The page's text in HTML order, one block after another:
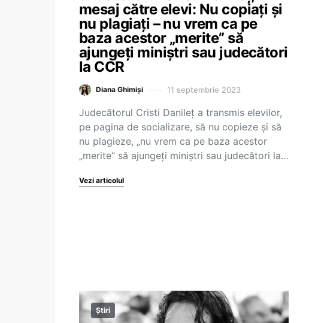
mesaj către elevi: Nu copiați și
nu plagiați – nu vrem ca pe
baza acestor „merite” să
ajungeți miniștri sau judecători
la CCR
Diana Ghimiși 11 septembrie 2023
Judecătorul Cristi Danileț a transmis elevilor,
pe pagina de socializare, să nu copieze și să
nu plagieze, „nu vrem ca pe baza acestor
„merite” să ajungeți miniștri sau judecători la…
Vezi articolul
Știri